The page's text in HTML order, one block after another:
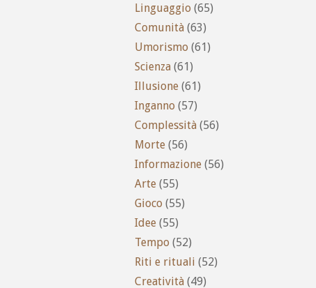
Linguaggio (65)
Comunità (63)
Umorismo (61)
Scienza (61)
Illusione (61)
Inganno (57)
Complessità (56)
Morte (56)
Informazione (56)
Arte (55)
Gioco (55)
Idee (55)
Tempo (52)
Riti e rituali (52)
Creatività (49)